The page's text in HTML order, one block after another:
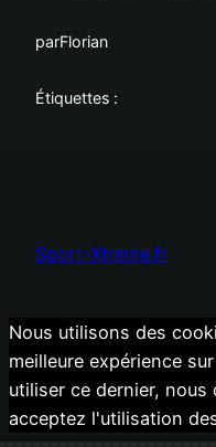
parFlorian
Étiquettes :
Sport-Xtreme.fr
Nous utilisons des
meilleure expérience
utiliser ce dernier,
acceptez l'utilisation